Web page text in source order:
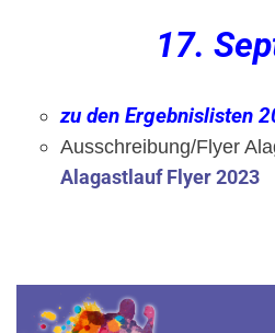
17.
zu den Ergebnislisten
Ausschreibung/Flyer
Alagastlauf Flyer 2023